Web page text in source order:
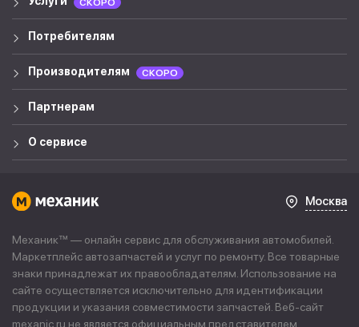
СКОРО
Потребителям
Производителям СКОРО
Партнерам
О сервисе
Москва
Механик™ — онлайн сервис для обслуживания автомобилей.
Маркетплейс автозапчастей и услуг по ремонту. Все товарные
знаки принадлежат их правообладателям. Использование на
сайте осуществляется исключительно для идентификации
продукции и указания совместимости запчастей. Веб-сайт
mexanic.ru не является официальным представителем